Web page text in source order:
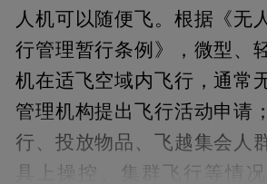
人机可以随便飞。根据《无
行管理暂行条例》，微型、
机在适飞空域内飞行，通常
管理机构提出飞行活动申请
行、投放物品、飞越集会人
具上操控、集群飞行等情